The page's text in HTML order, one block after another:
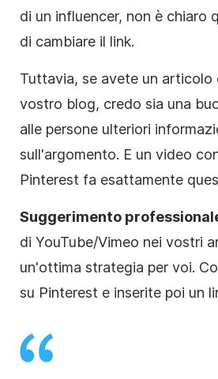
di un influencer, non è chiaro
di cambiare il link.
Tuttavia, se avete un articolo
vostro blog, credo sia una
alle persone ulteriori
sull'argomento. E un video
Pinterest fa esattamente
Suggerimento
di YouTube/Vimeo nei vostri
un'ottima strategia per voi.
su Pinterest e inserite poi un